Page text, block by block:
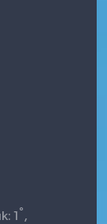
1 ° ,